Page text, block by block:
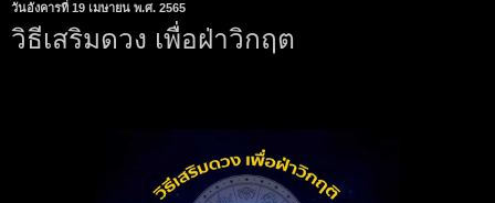
วันอังคารที่ 19 เมษายน พ.ศ. 2565
วิธีเสริมดวง เพื่อฝ่าวิกฤต